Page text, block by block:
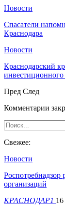
Новости
Спасатели
Краснодара
Новости
Краснодарский
инвестиционного
Пред След
Комментарии
Свежее:
Новости
Роспотребнадзор
организаций
КРАСНОДАР1